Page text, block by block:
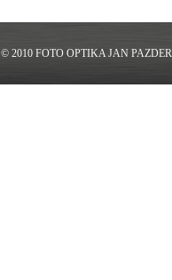
© 2010 FOTO OPTIKA JAN